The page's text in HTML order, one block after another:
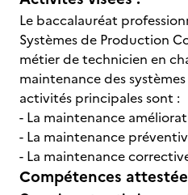
Le baccalauréat
Systèmes de Production
métier de technicien en
maintenance des
activités principales sont :
- La maintenance
- La maintenance
- La maintenance
Compétences